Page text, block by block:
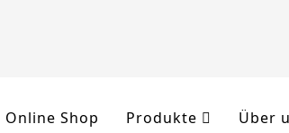
Online Shop Produkte Über